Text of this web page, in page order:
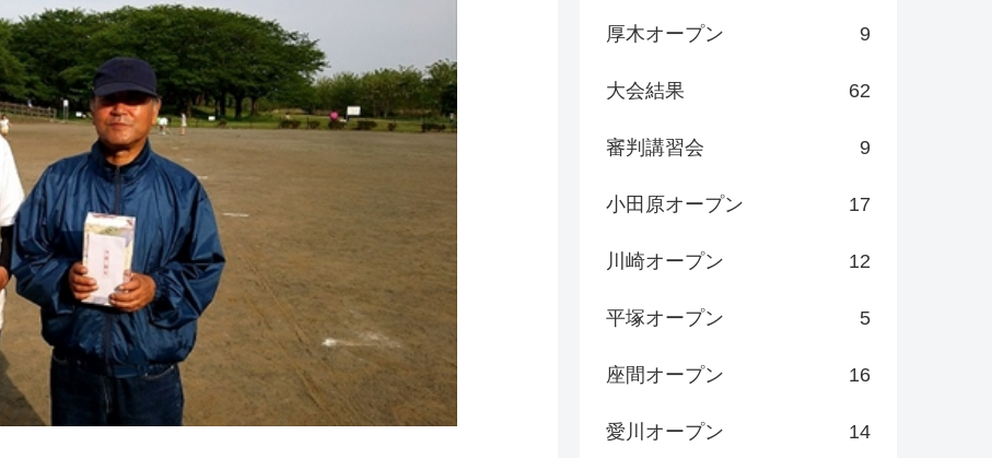
厚木オープン 9
大会結果 62
審判講習会 9
小田原オープン 17
川崎オープン 12
平塚オープン 5
座間オープン 16
愛川オープン 14